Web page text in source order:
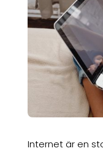
Internet är en